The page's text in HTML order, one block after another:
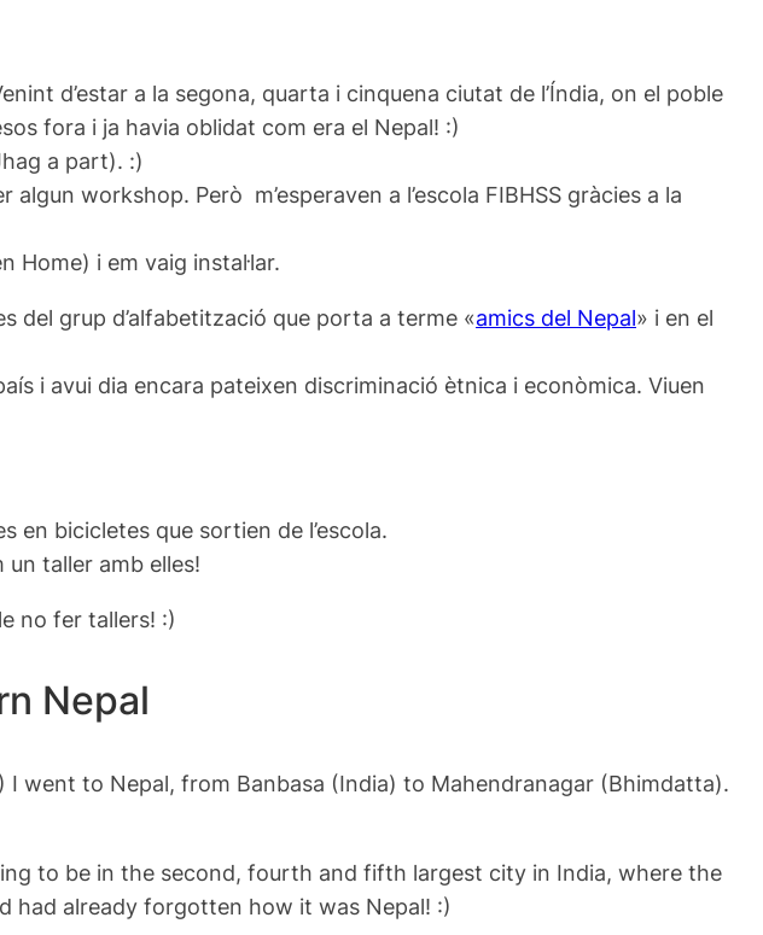
d’estar a la segona, quarta i cinquena ciutat de l’Índia, on el poble
fora i ja havia oblidat com era el Nepal! :)
a part). :)
workshop. Però m’esperaven a l’escola FIBHSS gràcies a la
Home) i em vaig instal·lar.
del grup d’alfabetització que porta a terme «amics del Nepal» i en el
i avui dia encara pateixen discriminació ètnica i econòmica. Viuen
en bicicletes que sortien de l’escola.
taller amb elles!
no fer tallers! :)
Nepal
went to Nepal, from Banbasa (India) to Mahendranagar (Bhimdatta).
to be in the second, fourth and fifth largest city in India, where the
had already forgotten how it was Nepal! :)